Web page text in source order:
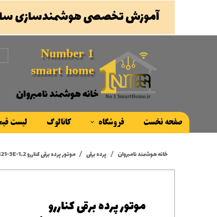
Number 1
smart home
صفحه نخست فروشگاه کاتالوگ لیست
خانه هوشمند نامبروان
آموزش تخصصی هوشمندسازی
خانه هوشمند نامبروان پرده برقی موتور پرده برقی کناررو M21-3E-1.2 موتور داخلی DC
موتور پرده برقی کناررو